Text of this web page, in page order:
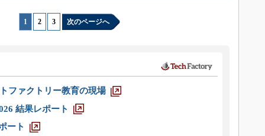
1 2 3 次のページへ
ファクトリー教育の現場
結果レポート
ート